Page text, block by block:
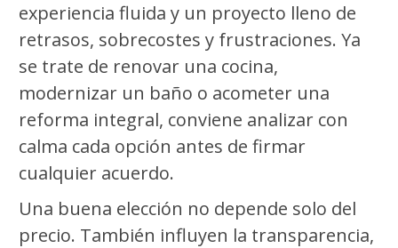
experiencia fluida y un proyecto lleno de
retrasos, sobrecostes y frustraciones. Ya
se trate de renovar una cocina,
modernizar un baño o acometer una
reforma integral, conviene analizar con
calma cada opción antes de firmar
cualquier acuerdo.
Una buena elección no depende solo del
precio. También influyen la transparencia,